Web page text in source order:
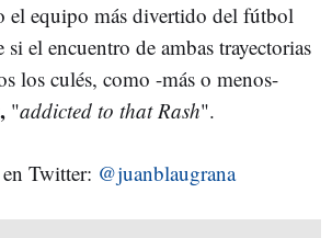
el equipo más divertido del fútbol
si el encuentro de ambas trayectorias
los culés, como -más o menos-
"addicted to that Rash".
Twitter: @juanblaugrana